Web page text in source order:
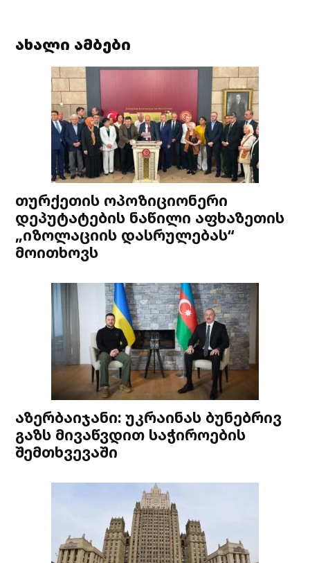
ახალი ამბები
თურქეთის ოპოზიციონერი
დეპუტატების ნაწილი აფხაზეთის
„იზოლაციის დასრულებას“
მოითხოვს
აზერბაიჯანი: უკრაინას ბუნებრივ
გაზს მივაწვდით საჭიროების
შემთხვევაში